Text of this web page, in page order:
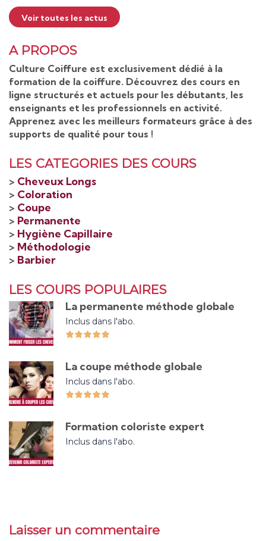
Voir toutes les actus
A PROPOS
Culture Coiffure est exclusivement dédié à la
formation de la coiffure. Découvrez des cours en
ligne structurés et actuels pour les débutants, les
enseignants et les professionnels en activité.
Apprenez avec les meilleurs formateurs grâce à des
supports de qualité pour tous !
LES CATEGORIES DES COURS
> Cheveux Longs
> Coloration
> Coupe
> Permanente
> Hygiène Capillaire
> Méthodologie
> Barbier
LES COURS POPULAIRES
La permanente méthode globale
Inclus dans l'abo.
La coupe méthode globale
Inclus dans l'abo.
Formation coloriste expert
Inclus dans l'abo.
Laisser un commentaire